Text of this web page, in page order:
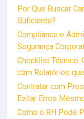
Por Que Buscar
Suficiente?
Compliance e
Segurança
Checklist Técnico:
com Relatórios
Contratar com
Evitar Erros
Como o RH Pode